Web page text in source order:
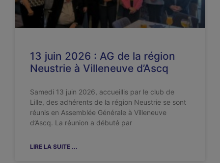
13 juin 2026 : AG de la région
Neustrie à Villeneuve d’Ascq
Samedi 13 juin 2026, accueillis par le club de
Lille, des adhérents de la région Neustrie se sont
réunis en Assemblée Générale à Villeneuve
d’Ascq. La réunion a débuté par
LIRE LA SUITE ...